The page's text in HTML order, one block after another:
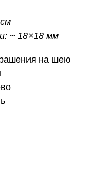
~ 18×18 мм
на шею